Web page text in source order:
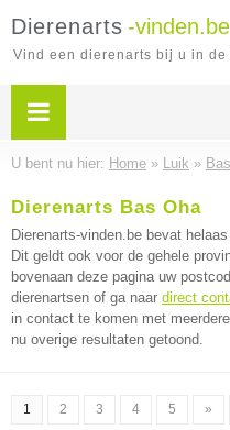
Dierenarts -vinden.be
Vind een dierenarts bij u in de
U bent nu hier: Home » Luik »
Dierenarts Bas Oha
Dierenarts-vinden.be bevat
Dit geldt ook voor de gehele
bovenaan deze pagina uw
dierenartsen of ga naar direct
in contact te komen met
nu overige resultaten getoond.
1 2 3 4 5 »